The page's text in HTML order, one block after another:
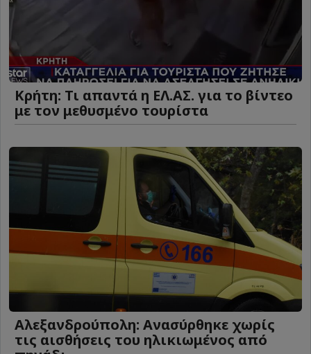
Κρήτη: Τι απαντά η ΕΛ.ΑΣ. για το βίντεο
με τον μεθυσμένο τουρίστα
Αλεξανδρούπολη: Ανασύρθηκε χωρίς
τις αισθήσεις του ηλικιωμένος από